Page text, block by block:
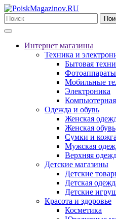
Интернет магазины
Техника и
Бытовая
Фотоаппараты
Мобильные
Электроника
Одежда и обувь
Женская
Женская обувь
Сумки и
Мужская
Верхняя
Детские магазины
Детские
Детская
Детские
Красота и здоровье
Косметика